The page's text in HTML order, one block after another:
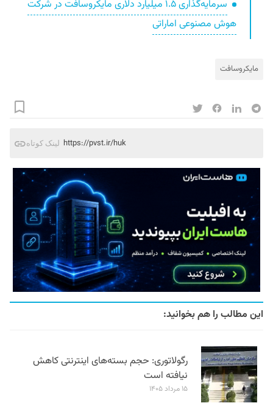
سرمایه‌گذاری ۱.۵ میلیارد دلاری مایکروسافت در شرکت
هوش مصنوعی اماراتی
مایکروسافت
لینک کوتاه https://pvst.ir/huk
این مطالب را هم بخوانید:
رگولاتوری: حجم بسته‌های اینترنتی کاهش
نیافته است
۱۵ مرداد ۱۴۰۵